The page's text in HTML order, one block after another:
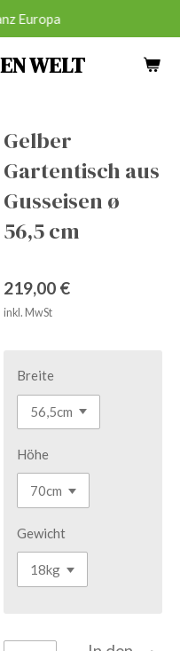
WELT
Europa
Gelber
Gartentisch aus
Gusseisen ø
56,5 cm
219,00 €
inkl. MwSt
Breite
Höhe
Gewicht